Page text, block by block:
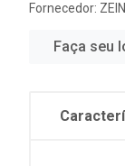
Fornecedor:
Faça seu